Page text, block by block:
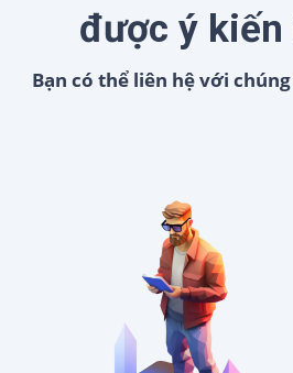
được ý kiến
Bạn có thể liên hệ với